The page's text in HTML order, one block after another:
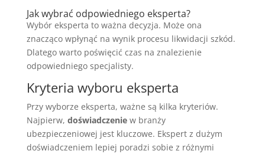
Jak wybrać odpowiedniego eksperta?
Wybór eksperta to ważna decyzja. Może ona
znacząco wpłynąć na wynik procesu likwidacji szkód.
Dlatego warto poświęcić czas na znalezienie
odpowiedniego specjalisty.
Kryteria wyboru eksperta
Przy wyborze eksperta, ważne są kilka kryteriów.
Najpierw, doświadczeniew branży
ubezpieczeniowej jest kluczowe. Ekspert z dużym
doświadczeniem lepiej poradzi sobie z różnymi